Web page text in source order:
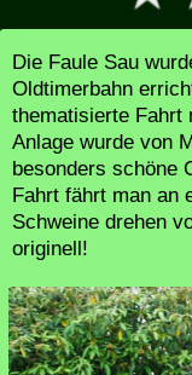
Die Faule Sau
Oldtimerbahn
thematisierte Fahrt
Anlage wurde von
besonders schöne
Fahrt fährt man an
Schweine drehen
originell!